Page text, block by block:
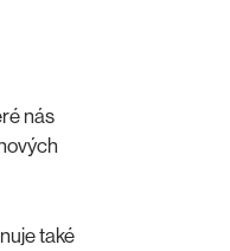
nás
také